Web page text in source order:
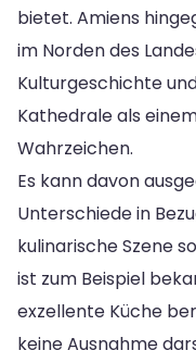
bietet. Amiens
im Norden des
Kulturgeschichte
Kathedrale als
Wahrzeichen.
Es kann davon
Unterschiede in
kulinarische Szene
ist zum Beispiel
exzellente Küche
keine Ausnahme